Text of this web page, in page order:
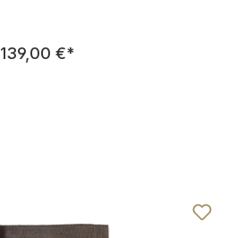
Regulärer Preis:
139,00 €*